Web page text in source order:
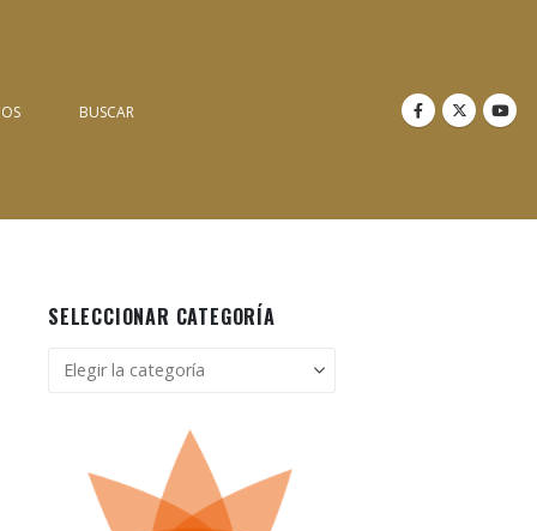
BUSCAR
SELECCIONAR CATEGORÍA
Seleccionar
categoría